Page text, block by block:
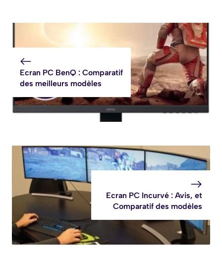
Ecran PC BenQ : Comparatif
des meilleurs modèles
Ecran PC Incurvé : Avis, et
Comparatif des modèles